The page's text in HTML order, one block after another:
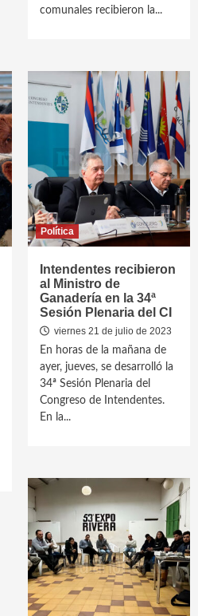
comunales recibieron la...
Política
Intendentes recibieron
al Ministro de
Ganadería en la 34ª
Sesión Plenaria del CI
viernes 21 de julio de 2023
En horas de la mañana de
ayer, jueves, se desarrolló la
34ª Sesión Plenaria del
Congreso de Intendentes.
En la...